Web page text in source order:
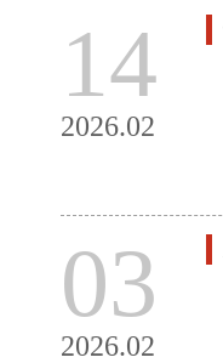
14
2026.02
03
2026.02